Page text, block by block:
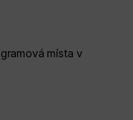
místa v